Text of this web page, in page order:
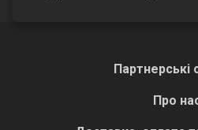
Партнерські
Про